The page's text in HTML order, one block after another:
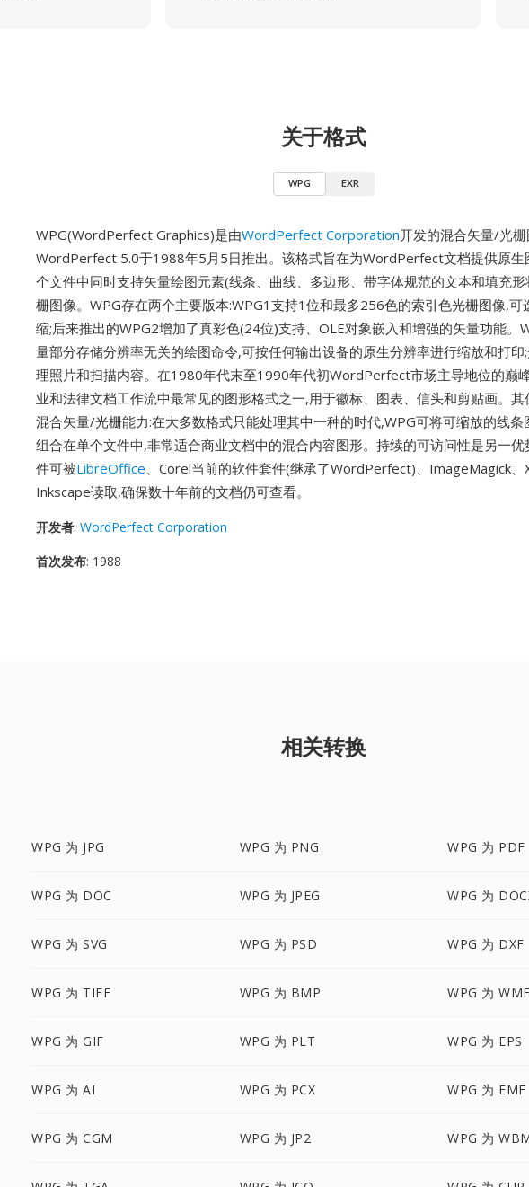
关于格式
WPG EXR
WPG(WordPerfect Graphics)是由WordPerfect Corporation开发的混合矢量/光
WordPerfect 5.0于1988年5月5日推出。该格式旨在为WordPerfect文档提供原生
个文件中同时支持矢量绘图元素(线条、曲线、多边形、带字体规范的文本和填充
栅图像。WPG存在两个主要版本:WPG1支持1位和最多256色的索引色光栅图像,可
缩;后来推出的WPG2增加了真彩色(24位)支持、OLE对象嵌入和增强的矢量功能。
量部分存储分辨率无关的绘图命令,可按任何输出设备的原生分辨率进行缩放和打印
理照片和扫描内容。在1980年代末至1990年代初WordPerfect市场主导地位的巅
业和法律文档工作流中最常见的图形格式之一,用于徽标、图表、信头和剪贴画。
混合矢量/光栅能力:在大多数格式只能处理其中一种的时代,WPG可将可缩放的线条
组合在单个文件中,非常适合商业文档中的混合内容图形。持续的可访问性是另一
件可被LibreOffice、Corel当前的软件套件(继承了WordPerfect)、ImageMagick、
Inkscape读取,确保数十年前的文档仍可查看。
开发者: WordPerfect Corporation
首次发布: 1988
相关转换
WPG 为 JPG WPG 为 PNG WPG 为 PDF
WPG 为 DOC WPG 为 JPEG WPG 为
WPG 为 SVG WPG 为 PSD WPG 为 DXF
WPG 为 TIFF WPG 为 BMP WPG 为 WMF
WPG 为 GIF WPG 为 PLT WPG 为 EPS
WPG 为 AI WPG 为 PCX WPG 为 EMF
WPG 为 CGM WPG 为 JP2 WPG 为